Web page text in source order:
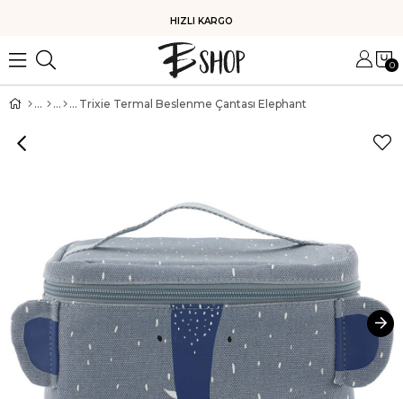
HIZLI KARGO
0
Trixie Termal Beslenme Çantası Elephant